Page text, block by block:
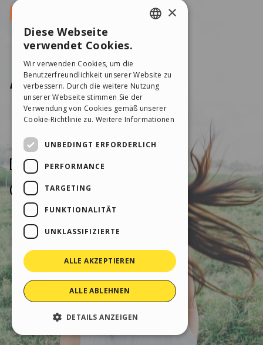
GERMAN
SPANISH
PORTUGUESE
×
Diese Webseite
verwendet Cookies.
Wir verwenden Cookies, um die
Benutzerfreundlichkeit unserer Website zu
verbessern. Durch die weitere Nutzung
unserer Webseite stimmen Sie der
Verwendung von Cookies gemäß unserer
Cookie-Richtlinie zu. Weitere Informationen
UNBEDINGT ERFORDERLICH
PERFORMANCE
TARGETING
FUNKTIONALITÄT
UNKLASSIFIZIERTE
ALLE AKZEPTIEREN
ALLE ABLEHNEN
DETAILS ANZEIGEN